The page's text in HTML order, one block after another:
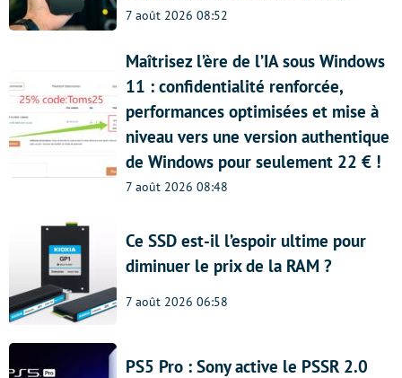
7 août 2026 08:52
Maîtrisez l’ère de l’IA sous Windows
11 : confidentialité renforcée,
performances optimisées et mise à
niveau vers une version authentique
de Windows pour seulement 22 € !
7 août 2026 08:48
Ce SSD est-il l’espoir ultime pour
diminuer le prix de la RAM ?
7 août 2026 06:58
PS5 Pro : Sony active le PSSR 2.0